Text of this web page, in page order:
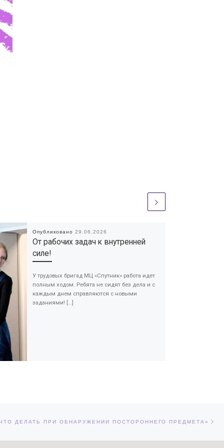
Опубликовано 29.06.2026
От рабочих задач к внутренней
силе!
У трудовых бригад МЦ «Спутник» работа идет
полным ходом. Ребята не сидят без дела и с
каждым днем справляются с новыми
заданиями! […]
ДЕЛАТЬ ПРИ ОБНАРУЖЕНИИ ПОСТОРОННЕГО ПРЕДМЕТА»